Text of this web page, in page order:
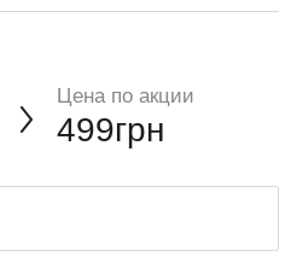
Цена по акции
499грн